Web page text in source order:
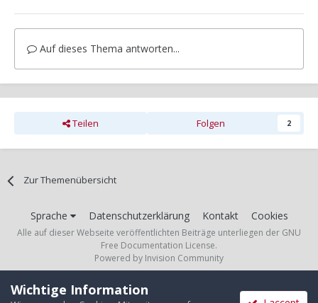
Auf dieses Thema antworten...
Teilen Folgen 2
Zur Themenübersicht
Sprache Datenschutzerklärung Kontakt Cookies
Alle auf dieser Webseite veröffentlichten Beiträge unterliegen der GNU
Free Documentation License.
Powered by Invision Community
Wichtige Information